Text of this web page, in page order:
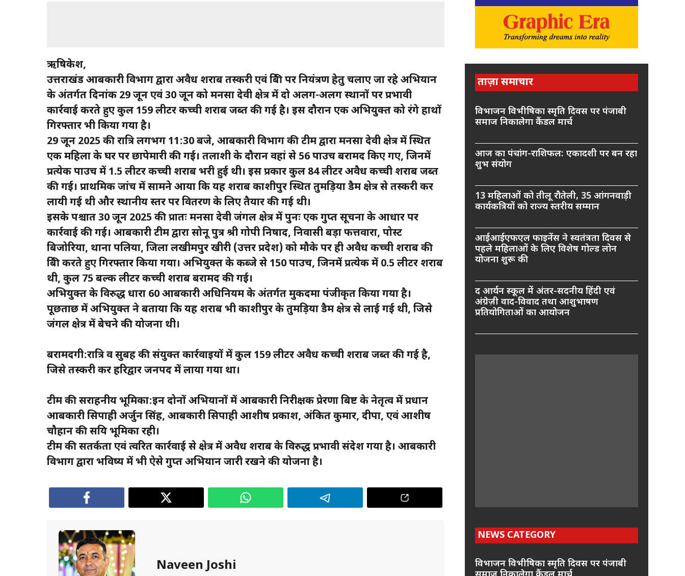
ऋषिकेश,
उत्तराखंड आबकारी विभाग द्वारा अवैध शराब तस्करी एवं बिक्री पर नियंत्रण हेतु चलाए जा रहे अभियान
के अंतर्गत दिनांक 29 जून एवं 30 जून को मनसा देवी क्षेत्र में दो अलग-अलग स्थानों पर प्रभावी
कार्रवाई करते हुए कुल 159 लीटर कच्ची शराब जब्त की गई है। इस दौरान एक अभियुक्त को रंगे हाथों
गिरफ्तार भी किया गया है।
29 जून 2025 की रात्रि लगभग 11:30 बजे, आबकारी विभाग की टीम द्वारा मनसा देवी क्षेत्र में स्थित
एक महिला के घर पर छापेमारी की गई। तलाशी के दौरान वहां से 56 पाउच बरामद किए गए, जिनमें
प्रत्येक पाउच में 1.5 लीटर कच्ची शराब भरी हुई थी। इस प्रकार कुल 84 लीटर अवैध कच्ची शराब जब्त
की गई। प्राथमिक जांच में सामने आया कि यह शराब काशीपुर स्थित तुमड़िया डैम क्षेत्र से तस्करी कर
लायी गई थी और स्थानीय स्तर पर वितरण के लिए तैयार की गई थी।
इसके पश्चात 30 जून 2025 की प्रातः मनसा देवी जंगल क्षेत्र में पुनः एक गुप्त सूचना के आधार पर
कार्रवाई की गई। आबकारी टीम द्वारा सोनू पुत्र श्री गोपी निषाद, निवासी बड़ा फत्तवारा, पोस्ट
बिजोरिया, थाना पलिया, जिला लखीमपुर खीरी (उत्तर प्रदेश) को मौके पर ही अवैध कच्ची शराब की
बिक्री करते हुए गिरफ्तार किया गया। अभियुक्त के कब्जे से 150 पाउच, जिनमें प्रत्येक में 0.5 लीटर शराब
थी, कुल 75 बल्क लीटर कच्ची शराब बरामद की गई।
अभियुक्त के विरुद्ध धारा 60 आबकारी अधिनियम के अंतर्गत मुकदमा पंजीकृत किया गया है।
पूछताछ में अभियुक्त ने बताया कि यह शराब भी काशीपुर के तुमड़िया डैम क्षेत्र से लाई गई थी, जिसे
जंगल क्षेत्र में बेचने की योजना थी।
बरामदगी:रात्रि व सुबह की संयुक्त कार्रवाइयों में कुल 159 लीटर अवैध कच्ची शराब जब्त की गई है,
जिसे तस्करी कर हरिद्वार जनपद में लाया गया था।
टीम की सराहनीय भूमिका:इन दोनों अभियानों में आबकारी निरीक्षक प्रेरणा बिष्ट के नेतृत्व में प्रधान
आबकारी सिपाही अर्जुन सिंह, आबकारी सिपाही आशीष प्रकाश, अंकित कुमार, दीपा, एवं आशीष
चौहान की सक्रिय भूमिका रही।
टीम की सतर्कता एवं त्वरित कार्रवाई से क्षेत्र में अवैध शराब के विरुद्ध प्रभावी संदेश गया है। आबकारी
विभाग द्वारा भविष्य में भी ऐसे गुप्त अभियान जारी रखने की योजना है।
Naveen Joshi
ताज़ा समाचार
विभाजन विभीषिका स्मृति दिवस पर पंजाबी
समाज निकालेगा कैंडल मार्च
आज का पंचांग-राशिफल: एकादशी पर बन रहा
शुभ संयोग
13 महिलाओं को तीलू रौतेली, 35 आंगनवाड़ी
कार्यकत्रियों को राज्य स्तरीय सम्मान
आईआईएफएल फाइनेंस ने स्वतंत्रता दिवस से
पहले महिलाओं के लिए विशेष गोल्ड लोन
योजना शुरू की
द आर्यन स्कूल में अंतर-सदनीय हिंदी एवं
अंग्रेज़ी वाद-विवाद तथा आशुभाषण
प्रतियोगिताओं का आयोजन
NEWS CATEGORY
विभाजन विभीषिका स्मृति दिवस पर पंजाबी